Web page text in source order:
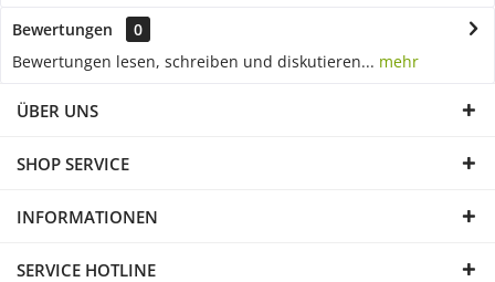
Bewertungen
0
Bewertungen lesen, schreiben und diskutieren... mehr
ÜBER UNS
SHOP SERVICE
INFORMATIONEN
SERVICE HOTLINE